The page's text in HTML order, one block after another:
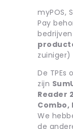
myPOS,
Pay
zuiniger)
De TPEs
zijn
Reader
Combo,
We
de